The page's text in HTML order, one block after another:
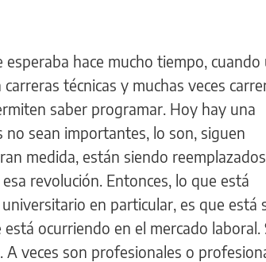
hace mucho tiempo, cuando
técnicas y muchas veces
saber programar. Hoy hay una
no sean importantes, lo son, siguen
medida, están siendo
revolución. Entonces, lo que está
en particular, es que está
ocurriendo en el mercado laboral.
veces son profesionales o